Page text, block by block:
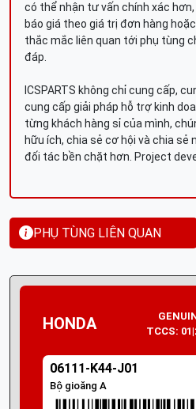
có thể nhận tư vấn chính xác
báo giá theo giá trị đơn hàng
thắc mắc liên quan tới phụ tùng
đáp.
ICSPARTS không chỉ cung cấp,
cung cấp giải pháp hỗ trợ kinh
từng khách hàng sỉ của mình,
hữu ích, chia sẻ cơ hội và chia sẻ
đối tác bền chặt hơn. Project
PHỤ TÙNG LIÊN QUAN
HONDA
TCCS:
06111-K44-J01
Bộ gioăng A